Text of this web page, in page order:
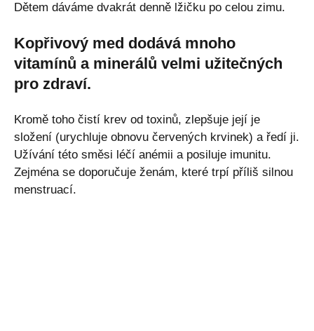
Dětem dáváme dvakrát denně lžičku po celou zimu.
Kopřivový med dodává mnoho
vitamínů a minerálů velmi užitečných
pro zdraví.
Kromě toho čistí krev od toxinů, zlepšuje její je
složení (urychluje obnovu červených krvinek) a ředí ji.
Užívání této směsi léčí anémii a posiluje imunitu.
Zejména se doporučuje ženám, které trpí příliš silnou
menstruací.